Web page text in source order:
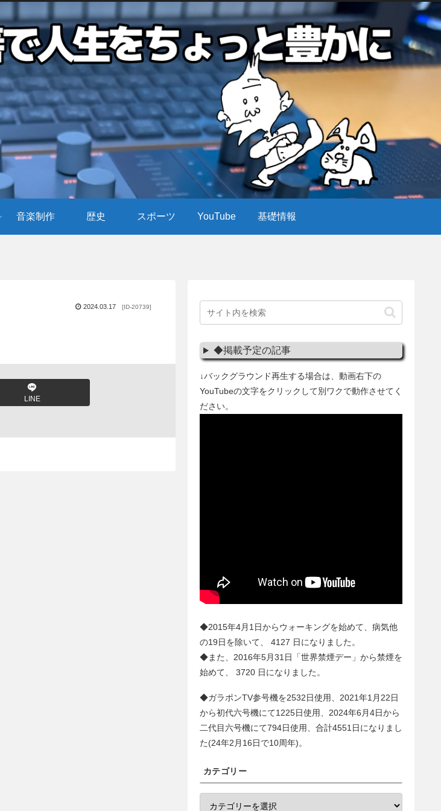
音楽制作 歴史 スポーツ YouTube 基礎情報
2024.03.17 [ID-20739]
LINE
◆掲載予定の記事
↓バックグラウンド再生する場合は、動画右下の
YouTubeの文字をクリックして別ワクで動作させてく
ださい。
◆2015年4月1日からウォーキングを始めて、病気他
の19日を除いて、 4127 日になりました。
◆また、2016年5月31日「世界禁煙デー」から禁煙を
始めて、 3720 日になりました。
◆ガラポンTV参号機を2532日使用、2021年1月22日
から初代六号機にて1225日使用、2024年6月4日から
二代目六号機にて794日使用、合計4551 日になりまし
た(24年2月16日で10周年)。
カテゴリー